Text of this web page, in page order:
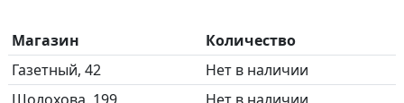
Магазин
Количество
Газетный, 42
Нет в наличии